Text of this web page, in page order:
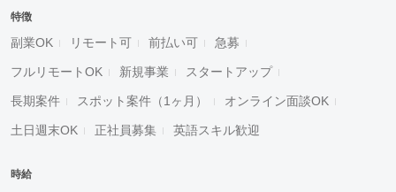
特徴
副業OK リモート可 前払い可 急募
フルリモートOK 新規事業 スタートアップ
長期案件 スポット案件（1ヶ月） オンライン面談OK
土日週末OK 正社員募集 英語スキル歓迎
時給